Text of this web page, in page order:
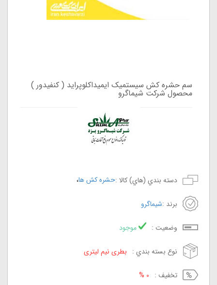
سم حشره کش سیستمیک ایمیداکلوپراید ( کنفیدور )
محصول شرکت شیماگرو
دسته بندي (هاي) کالا :حشره کش ها،
برند :شیماگرو
وضعيت : موجود
نوع بسته بندي : بطری نیم لیتری
تخفيف : 0 %